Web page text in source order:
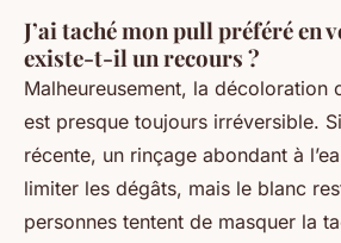
J’ai taché mon pull préféré en
existe-t-il un recours ?
Malheureusement, la décoloration
est presque toujours irréversible.
récente, un rinçage abondant à
limiter les dégâts, mais le blanc
personnes tentent de masquer la